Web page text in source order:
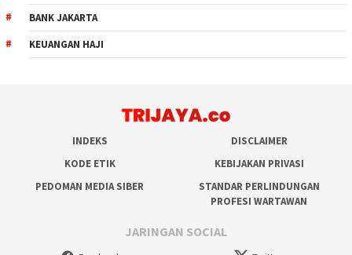
BANK JAKARTA
KEUANGAN HAJI
INDEKS
DISCLAIMER
KODE ETIK
KEBIJAKAN PRIVASI
PEDOMAN MEDIA SIBER
STANDAR PERLINDUNGAN
PROFESI WARTAWAN
JARINGAN SOCIAL